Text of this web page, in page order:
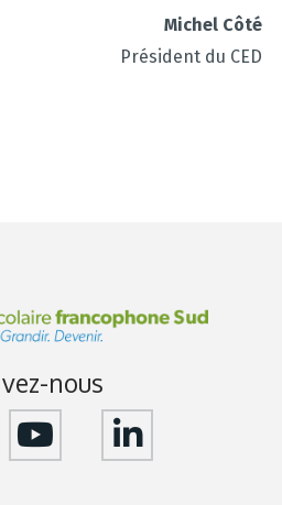
Michel Côté
Président du CED
nous